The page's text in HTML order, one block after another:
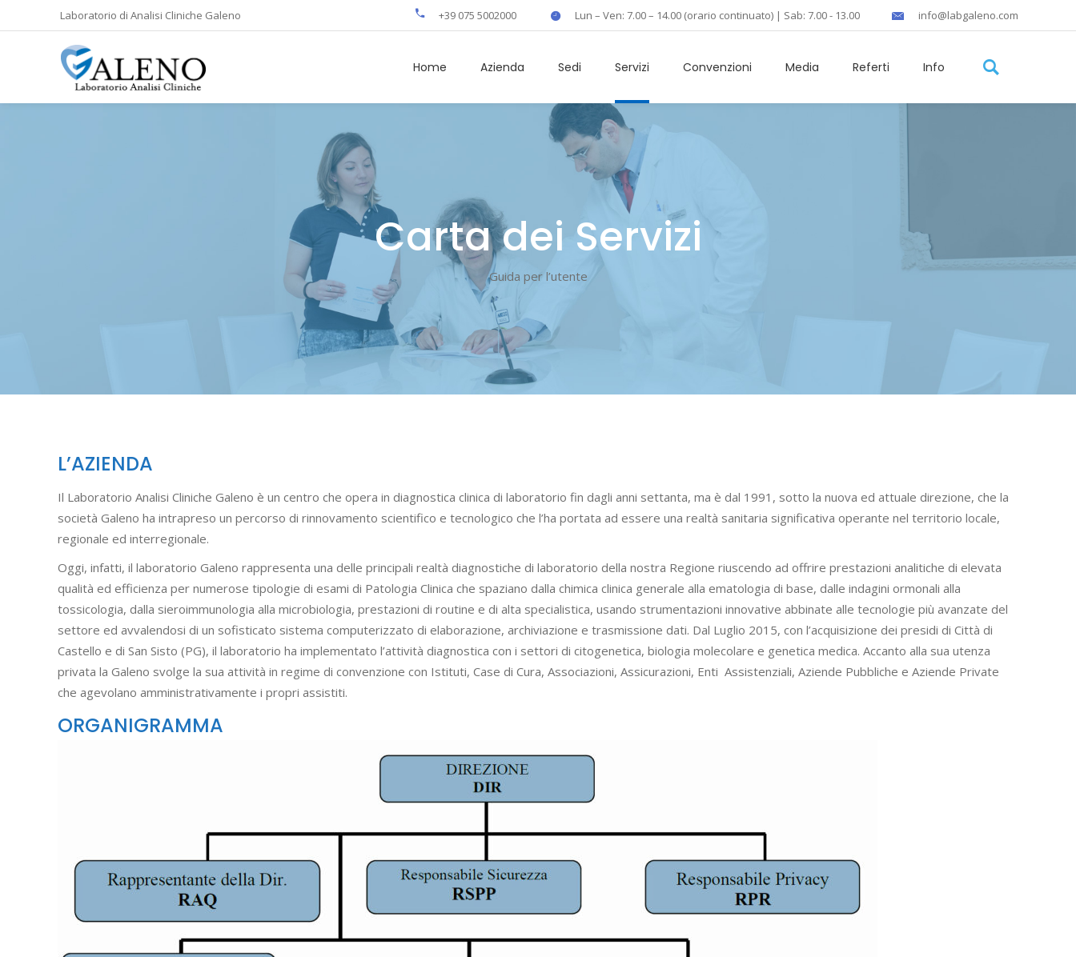
Laboratorio di Analisi Cliniche Galeno +39 075 5002000 Lun – Ven: 7.00 – 14.00 (orario continuato) | Sab: 7.00 - 13.00 info@labgaleno.com
Home Azienda Sedi Servizi Convenzioni Media Referti Info
Carta dei Servizi
Guida per l’utente
L’AZIENDA
Il Laboratorio Analisi Cliniche Galeno è un centro che opera in diagnostica clinica di laboratorio fin dagli anni settanta, ma è dal 1991, sotto la nuova ed attuale direzione, che la
società Galeno ha intrapreso un percorso di rinnovamento scientifico e tecnologico che l’ha portata ad essere una realtà sanitaria significativa operante nel territorio locale,
regionale ed interregionale.
Oggi, infatti, il laboratorio Galeno rappresenta una delle principali realtà diagnostiche di laboratorio della nostra Regione riuscendo ad offrire prestazioni analitiche di elevata
qualità ed efficienza per numerose tipologie di esami di Patologia Clinica che spaziano dalla chimica clinica generale alla ematologia di base, dalle indagini ormonali alla
tossicologia, dalla sieroimmunologia alla microbiologia, prestazioni di routine e di alta specialistica, usando strumentazioni innovative abbinate alle tecnologie più avanzate del
settore ed avvalendosi di un sofisticato sistema computerizzato di elaborazione, archiviazione e trasmissione dati. Dal Luglio 2015, con l’acquisizione dei presidi di Città di
Castello e di San Sisto (PG), il laboratorio ha implementato l’attività diagnostica con i settori di citogenetica, biologia molecolare e genetica medica. Accanto alla sua utenza
privata la Galeno svolge la sua attività in regime di convenzione con Istituti, Case di Cura, Associazioni, Assicurazioni, Enti Assistenziali, Aziende Pubbliche e Aziende Private
che agevolano amministrativamente i propri assistiti.
ORGANIGRAMMA